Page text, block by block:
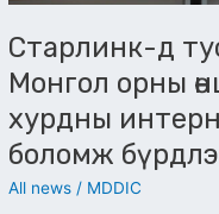
Старлинк-д
Монгол орны
хурдны
боломж
All news / MDDIC
интернетэд
холбогдох
боломж
бүрдлээ